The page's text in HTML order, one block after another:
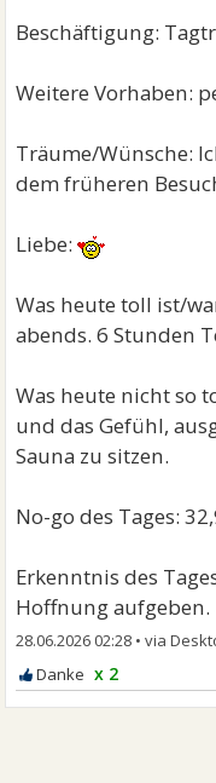
Beschäftigung:
Weitere Vorhaben:
Träume/Wünsche:
dem früheren
Liebe:
Was heute toll ist/
abends. 6 Stunden
Was heute nicht so
und das Gefühl,
Sauna zu sitzen.
No-go des Tages:
Erkenntnis des
Hoffnung aufgeben.
28.06.2026 02:28 •
x 2